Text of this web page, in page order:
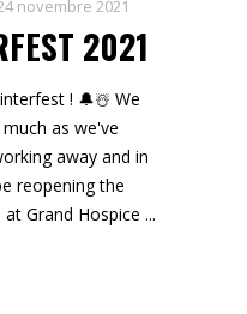
novembre 2021
2021
! 🔔☃️ We
as we've
away and in
reopening the
Grand Hospice